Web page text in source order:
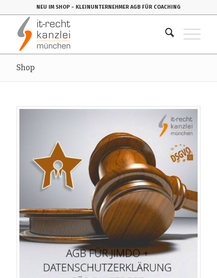
NEU IM SHOP - KLEINUNTERNEHMER AGB FÜR COACHING
Shop